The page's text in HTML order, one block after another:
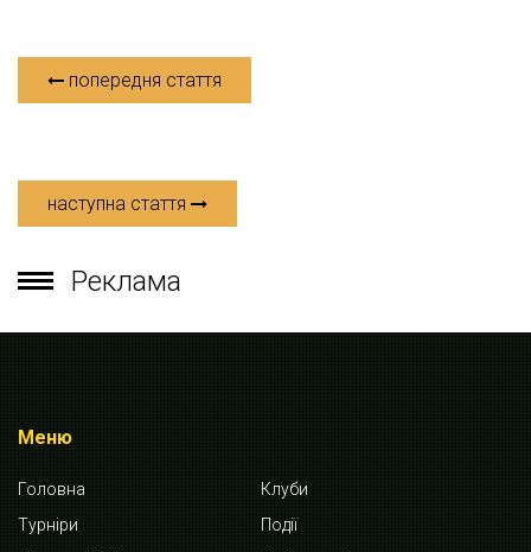
попередня стаття
наступна стаття
Реклама
Меню
Головна
Клуби
Турніри
Події